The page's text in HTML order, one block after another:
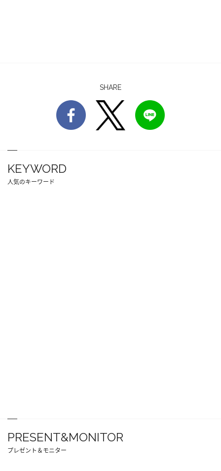
SHARE
KEYWORD
人気のキーワード
PRESENT&MONITOR
プレゼント＆モニター